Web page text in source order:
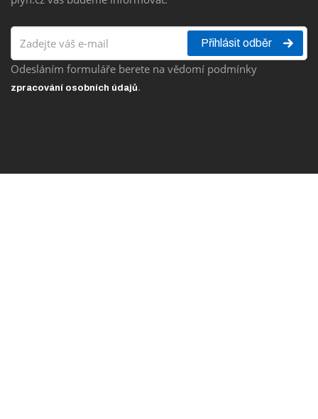
Přihlásit odběr
Odesláním formuláře berete na vědomí podmínky
zpracování osobních údajů.